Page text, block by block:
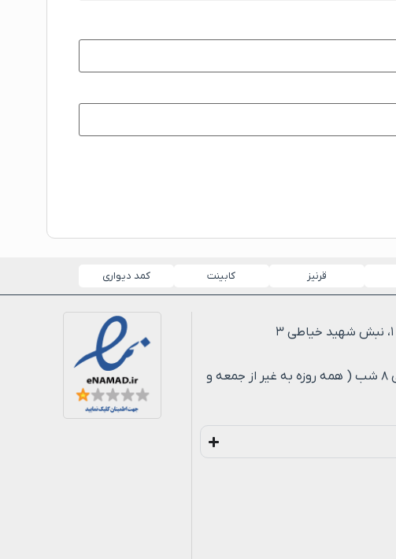
قرنیز کابینت کمد دیواری
۹ صبح الی ۸ شب ( همه روزه به غیر از جمعه و